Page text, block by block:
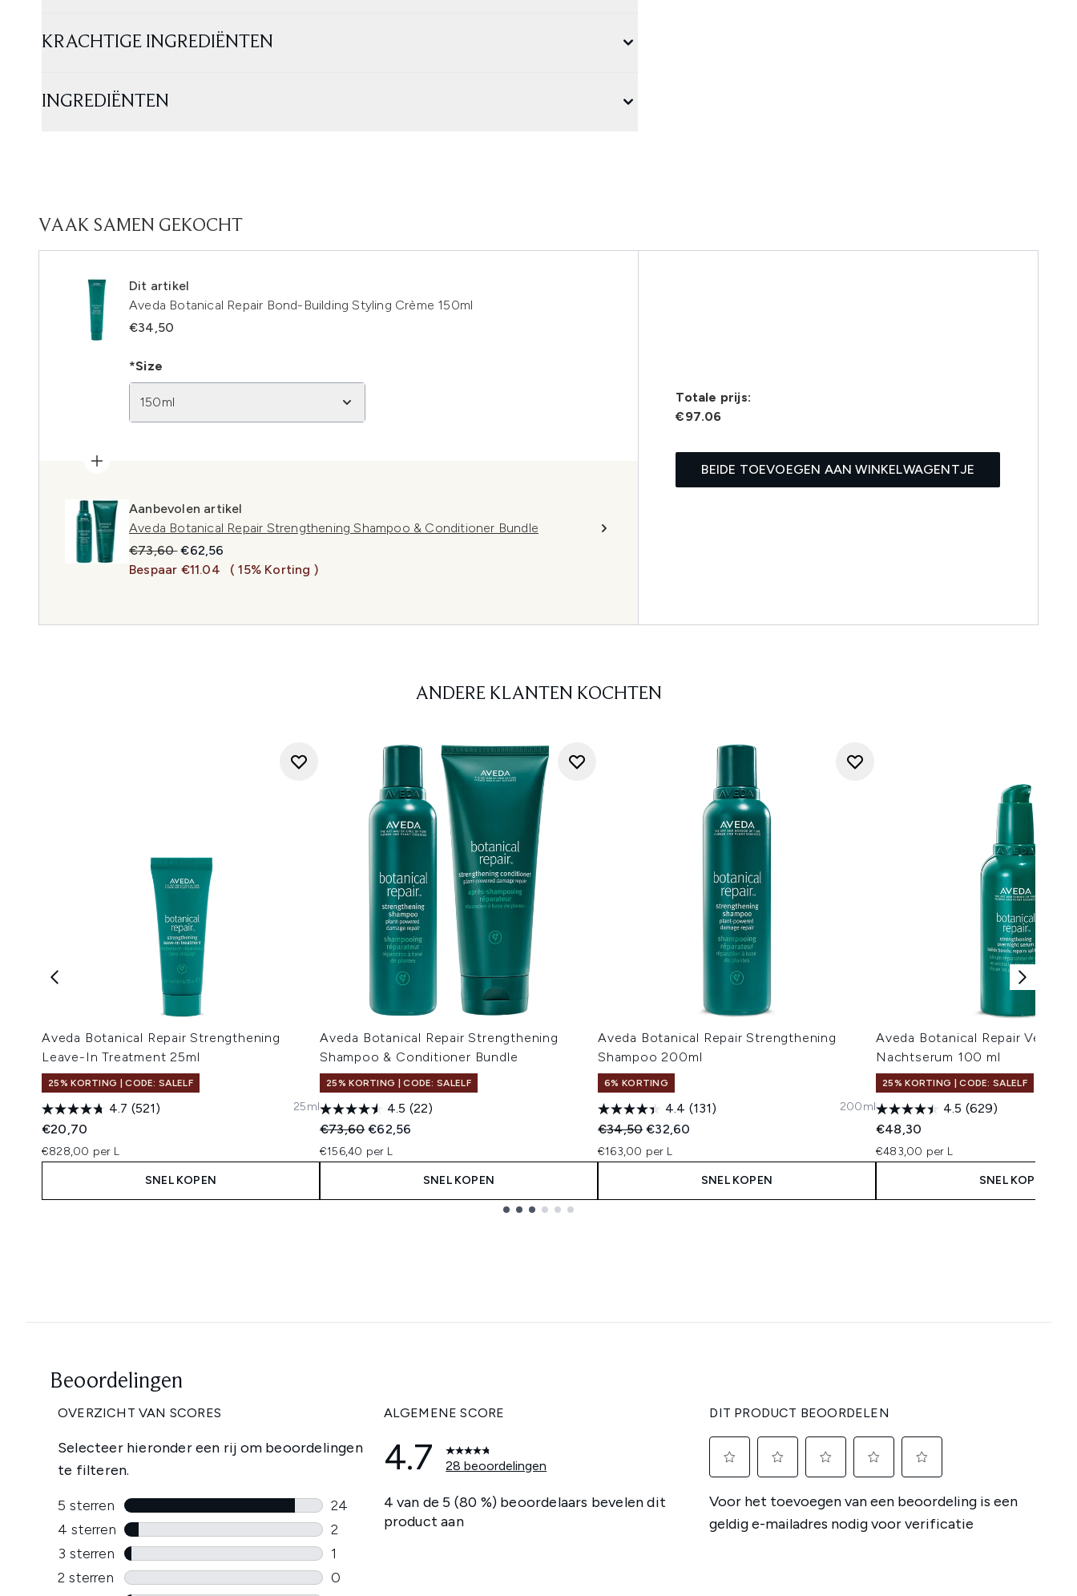
KRACHTIGE INGREDIËNTEN
INGREDIËNTEN
VAAK SAMEN GEKOCHT
Dit artikel
Aveda Botanical Repair Bond-Building Styling Crème 150ml
€34,50
*Size
150ml
Aanbevolen artikel
Aveda Botanical Repair Strengthening Shampoo & Conditioner Bundle
Recommended Retail Price:
€73,60Huidige prijs:
€62,56
Bespaar €11.04
( 15% Korting )
Totale prijs:
€97.06
BEIDE TOEVOEGEN AAN WINKELWAGENTJE
ANDERE KLANTEN KOCHTEN
Aveda Botanical Repair Strengthening
Leave-In Treatment 25ml
25% KORTING | CODE: SALELF
4.7 (521)
€20,70
€828,00 per L
25ml
SNEL KOPEN
Aveda Botanical Repair Strengthening
Shampoo & Conditioner Bundle
25% KORTING | CODE: SALELF
4.5 (22)
Recommended Retail Price:
€73,60Huidige prijs:
€62,56
€156,40 per L
SNEL KOPEN
Aveda Botanical Repair Strengthening
Shampoo 200ml
6% KORTING
4.4 (131)
Recommended Retail Price:
€34,50Huidige prijs:
€32,60
€163,00 per L
200ml
SNEL KOPEN
Aveda Botanical Repair
Nachtserum 100 ml
25% KORTING | CODE: SALELF
4.5 (629)
€48,30
€483,00 per L
SNEL KOPEN